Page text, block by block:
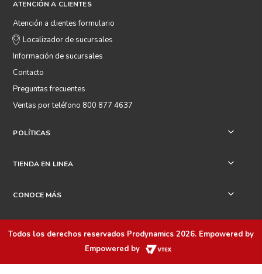
ATENCIÓN A CLIENTES
Atención a clientes formulario
Localizador de sucursales
Información de sucursales
Contacto
Preguntas frecuentes
Ventas por teléfono 800 877 4637
POLÍTICAS +
TIENDA EN LINEA +
CONOCE MÁS +
Todos los derechos reservados Prodynamics 2026. Empowered by
Empowered by